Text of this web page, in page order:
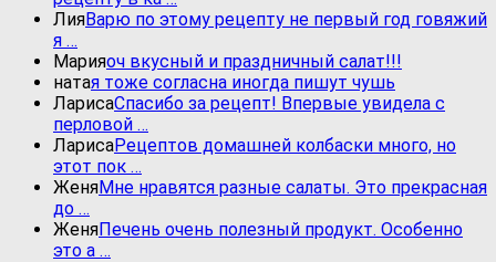
ЛияВарю по этому рецепту не первый год говяжий
я …
Марияоч вкусный и праздничный салат!!!
натая тоже согласна иногда пишут чушь
ЛарисаСпасибо за рецепт! Впервые увидела с
перловой …
ЛарисаРецептов домашней колбаски много, но
этот пок …
ЖеняМне нравятся разные салаты. Это прекрасная
до …
ЖеняПечень очень полезный продукт. Особенно
это а …